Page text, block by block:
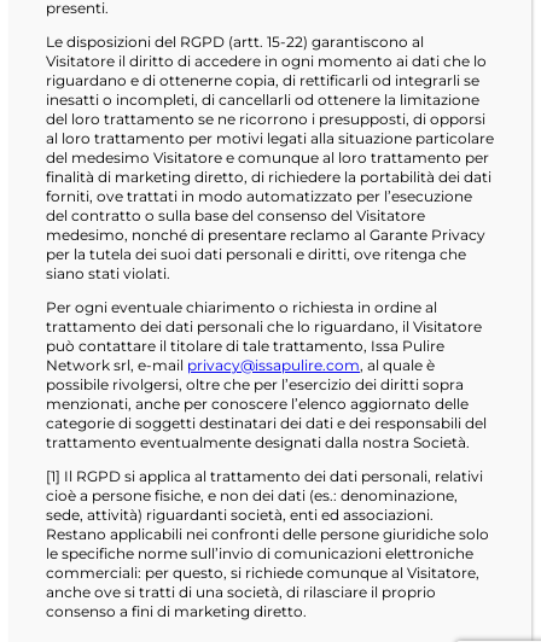
presenti.
Le disposizioni del RGPD (artt. 15-22) garantiscono al
Visitatore il diritto di accedere in ogni momento ai dati che lo
riguardano e di ottenerne copia, di rettificarli od integrarli se
inesatti o incompleti, di cancellarli od ottenere la limitazione
del loro trattamento se ne ricorrono i presupposti, di opporsi
al loro trattamento per motivi legati alla situazione particolare
del medesimo Visitatore e comunque al loro trattamento per
finalità di marketing diretto, di richiedere la portabilità dei dati
forniti, ove trattati in modo automatizzato per l’esecuzione
del contratto o sulla base del consenso del Visitatore
medesimo, nonché di presentare reclamo al Garante Privacy
per la tutela dei suoi dati personali e diritti, ove ritenga che
siano stati violati.
Per ogni eventuale chiarimento o richiesta in ordine al
trattamento dei dati personali che lo riguardano, il Visitatore
può contattare il titolare di tale trattamento, Issa Pulire
Network srl, e-mail privacy@issapulire.com, al quale è
possibile rivolgersi, oltre che per l’esercizio dei diritti sopra
menzionati, anche per conoscere l’elenco aggiornato delle
categorie di soggetti destinatari dei dati e dei responsabili del
trattamento eventualmente designati dalla nostra Società.
[1] Il RGPD si applica al trattamento dei dati personali, relativi
cioè a persone fisiche, e non dei dati (es.: denominazione,
sede, attività) riguardanti società, enti ed associazioni.
Restano applicabili nei confronti delle persone giuridiche solo
le specifiche norme sull’invio di comunicazioni elettroniche
commerciali: per questo, si richiede comunque al Visitatore,
anche ove si tratti di una società, di rilasciare il proprio
consenso a fini di marketing diretto.